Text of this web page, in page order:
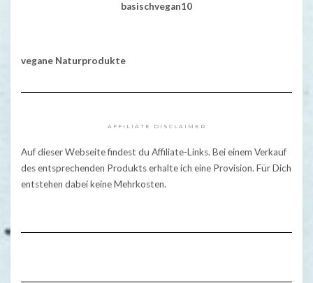
basischvegan10
vegane Naturprodukte
AFFILIATE DISCLAIMER
Auf dieser Webseite findest du Affiliate-Links. Bei einem Verkauf
des entsprechenden Produkts erhalte ich eine Provision. Für Dich
entstehen dabei keine Mehrkosten.